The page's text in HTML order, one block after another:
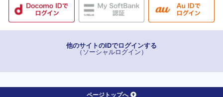
他のサイトのIDでログインする
（ソーシャルログイン）
ページトップへ